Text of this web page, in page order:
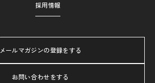
採用情報
メールマガジンの登録をする
お問い合わせをする